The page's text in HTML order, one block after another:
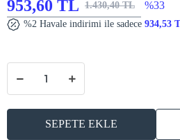
953,60 TL 1.430,40 TL %33
%2 Havale indirimi ile sadece 934,53
SEPETE EKLE